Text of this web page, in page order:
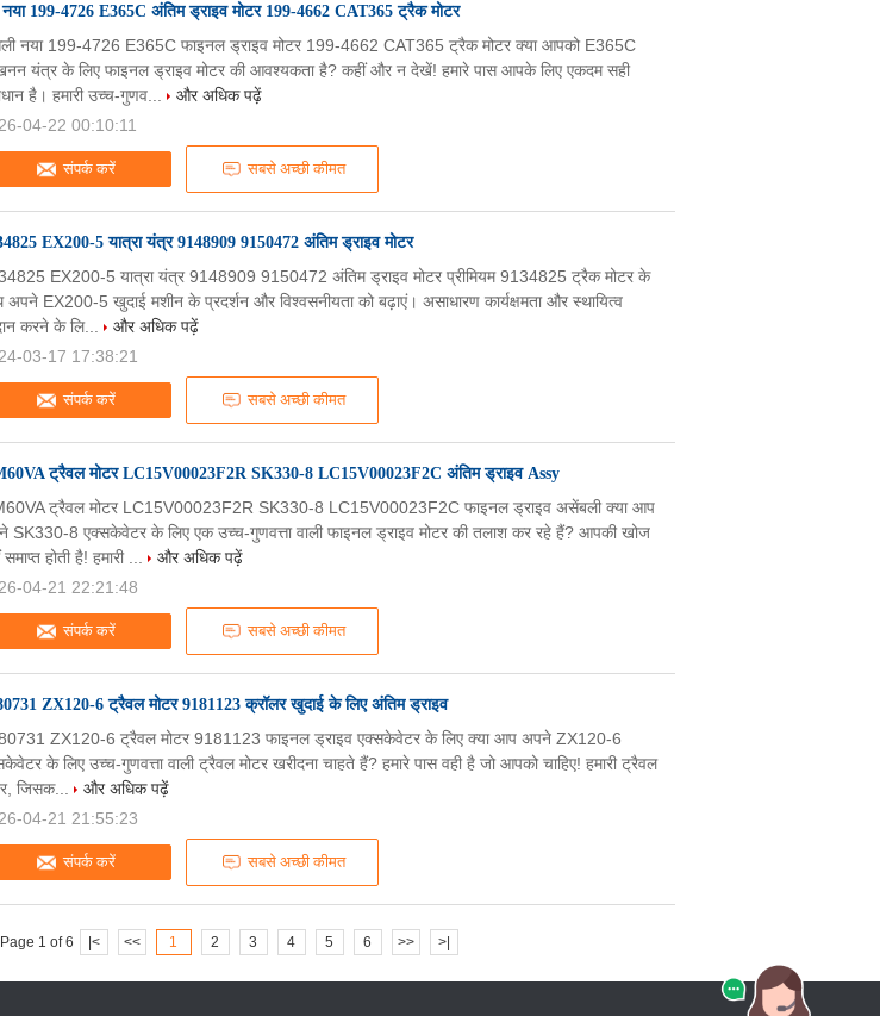
199-4726 E365C अंतिम ड्राइव मोटर 199-4662 CAT365 ट्रैक मोटर
संपर्क करें सबसे अच्छी कीमत
नया 199-4726 E365C फाइनल ड्राइव मोटर 199-4662 CAT365 ट्रैक मोटर क्या आपको E365C
यंत्र के लिए फाइनल ड्राइव मोटर की आवश्यकता है? कहीं और न देखें! हमारे पास आपके लिए एकदम सही
है। हमारी उच्च-गुणव...
और अधिक पढ़ें
04-22 00:10:11
EX200-5 यात्रा यंत्र 9148909 9150472 अंतिम ड्राइव मोटर
संपर्क करें सबसे अच्छी कीमत
EX200-5 यात्रा यंत्र 9148909 9150472 अंतिम ड्राइव मोटर प्रीमियम 9134825 ट्रैक मोटर के
अपने EX200-5 खुदाई मशीन के प्रदर्शन और विश्वसनीयता को बढ़ाएं। असाधारण कार्यक्षमता और स्थायित्व
करने के लि...
और अधिक पढ़ें
03-17 17:38:21
ट्रैवल मोटर LC15V00023F2R SK330-8 LC15V00023F2C अंतिम ड्राइव Assy
संपर्क करें सबसे अच्छी कीमत
ट्रैवल मोटर LC15V00023F2R SK330-8 LC15V00023F2C फाइनल ड्राइव असेंबली क्या आप
SK330-8 एक्सकेवेटर के लिए एक उच्च-गुणवत्ता वाली फाइनल ड्राइव मोटर की तलाश कर रहे हैं? आपकी खोज
समाप्त होती है! हमारी ...
और अधिक पढ़ें
04-21 22:21:48
ZX120-6 ट्रैवल मोटर 9181123 क्रॉलर खुदाई के लिए अंतिम ड्राइव
संपर्क करें सबसे अच्छी कीमत
ZX120-6 ट्रैवल मोटर 9181123 फाइनल ड्राइव एक्सकेवेटर के लिए क्या आप अपने ZX120-6
के लिए उच्च-गुणवत्ता वाली ट्रैवल मोटर खरीदना चाहते हैं? हमारे पास वही है जो आपको चाहिए! हमारी ट्रैवल
जिसक...
और अधिक पढ़ें
04-21 21:55:23
Page 1 of 6 |< << 1 2 3 4 5 6 >> >|